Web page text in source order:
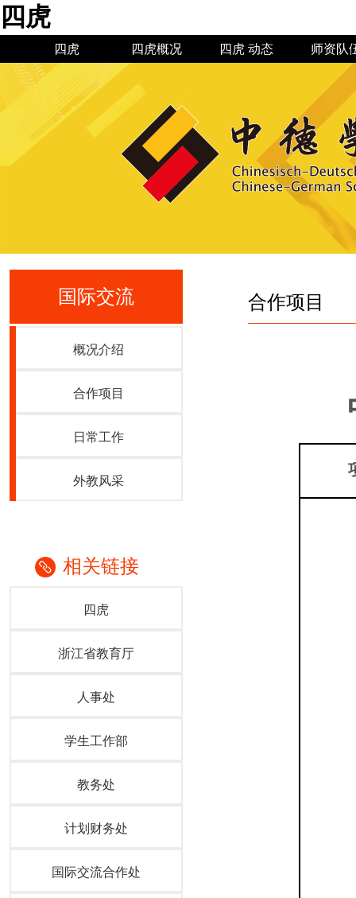
四虎
四虎 四虎概况
四虎简介 四虎 历
四虎 动态
规章制
师资队
教授博
专业建
国际交流
概况介绍
合作项目
日常工作
外教风采
相关链接
四虎
浙江省教育厅
人事处
学生工作部
教务处
计划财务处
国际交流合作处
合作项目